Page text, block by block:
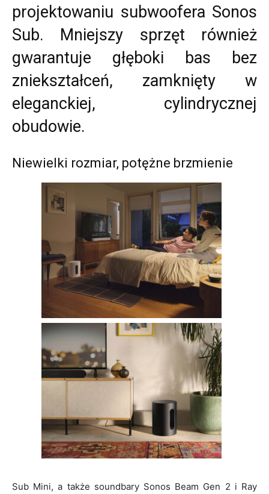
projektowaniu subwoofera Sonos
Sub. Mniejszy sprzęt również
gwarantuje głęboki bas bez
zniekształceń, zamknięty w
eleganckiej, cylindrycznej
obudowie.
Niewielki rozmiar, potężne brzmienie
Sub Mini, a także soundbary Sonos Beam Gen 2 i Ray